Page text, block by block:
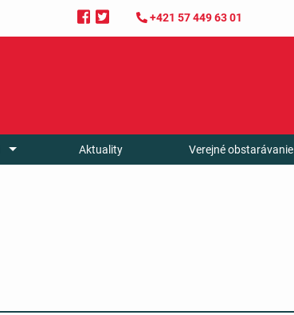
+421 57 449 63 01
Aktuality Verejné obstarávanie